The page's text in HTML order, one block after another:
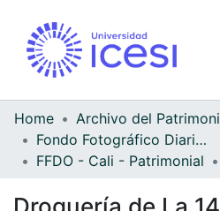
Home
Fondo Fotográfico Diario Occidente
FFDO - Cali - Patrimonial